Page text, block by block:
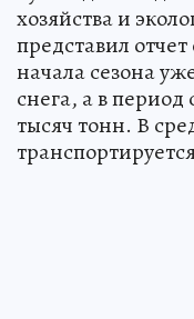
хозяйства и
представил
начала сезона
снега, а в период
тысяч тонн. В